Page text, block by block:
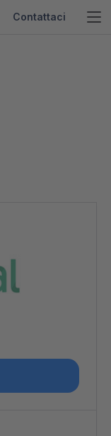
Contattaci